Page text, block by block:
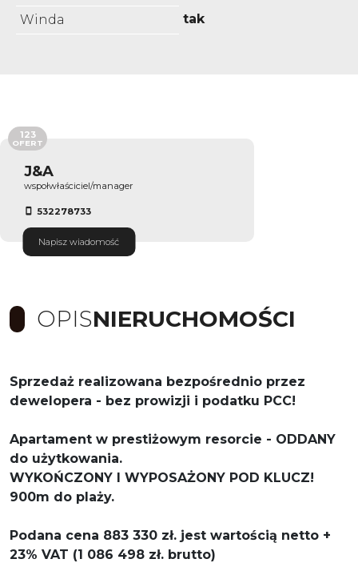
Winda
tak
J&A
wspołwłaściciel/manager
532278733
Napisz wiadomość
123
OFERT
OPISNIERUCHOMOŚCI
Sprzedaż realizowana bezpośrednio przez
dewelopera - bez prowizji i podatku PCC!
Apartament w prestiżowym resorcie - ODDANY
do użytkowania.
WYKOŃCZONY I WYPOSAŻONY POD KLUCZ!
900m do plaży.
Podana cena 883 330 zł. jest wartością netto +
23% VAT (1 086 498 zł. brutto)